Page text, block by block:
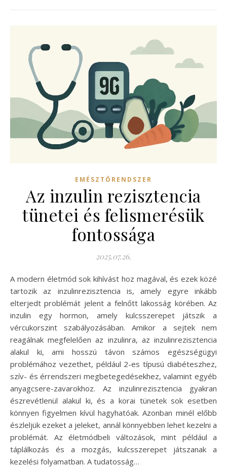
EMÉSZTŐRENDSZER
Az inzulin rezisztencia
tünetei és felismerésük
fontossága
2025.07.26.
A modern életmód sok kihívást hoz magával, és ezek közé
tartozik az inzulinrezisztencia is, amely egyre inkább
elterjedt problémát jelent a felnőtt lakosság körében. Az
inzulin egy hormon, amely kulcsszerepet játszik a
vércukorszint szabályozásában. Amikor a sejtek nem
reagálnak megfelelően az inzulinra, az inzulinrezisztencia
alakul ki, ami hosszú távon számos egészségügyi
problémához vezethet, például 2-es típusú diabéteszhez,
szív- és érrendszeri megbetegedésekhez, valamint egyéb
anyagcsere-zavarokhoz. Az inzulinrezisztencia gyakran
észrevétlenül alakul ki, és a korai tünetek sok esetben
könnyen figyelmen kívül hagyhatóak. Azonban minél előbb
észleljük ezeket a jeleket, annál könnyebben lehet kezelni a
problémát. Az életmódbeli változások, mint például a
táplálkozás és a mozgás, kulcsszerepet játszanak a
kezelési folyamatban. A tudatosság…